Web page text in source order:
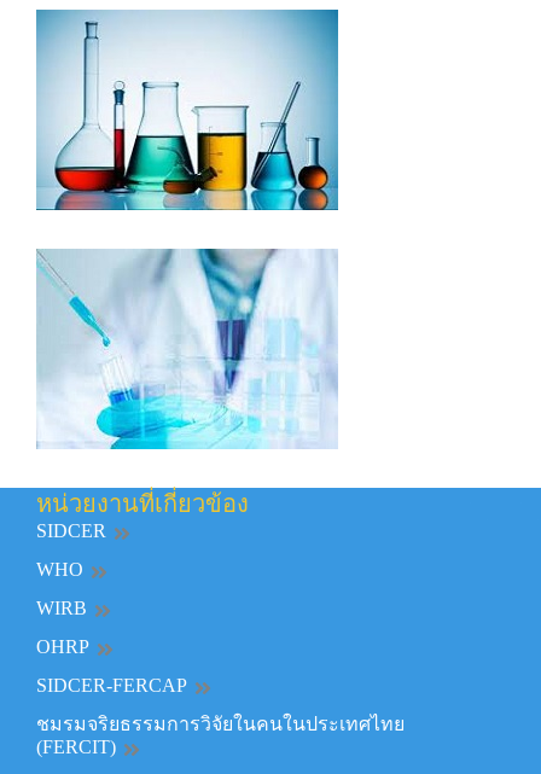
หน่วยงานที่เกี่ยวข้อง
SIDCER
WHO
WIRB
OHRP
SIDCER-FERCAP
ชมรมจริยธรรมการวิจัยในคนในประเทศไทย
(FERCIT)